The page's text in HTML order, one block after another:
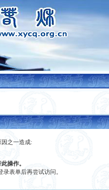
之一造成:
操作。
表单后再尝试访问。